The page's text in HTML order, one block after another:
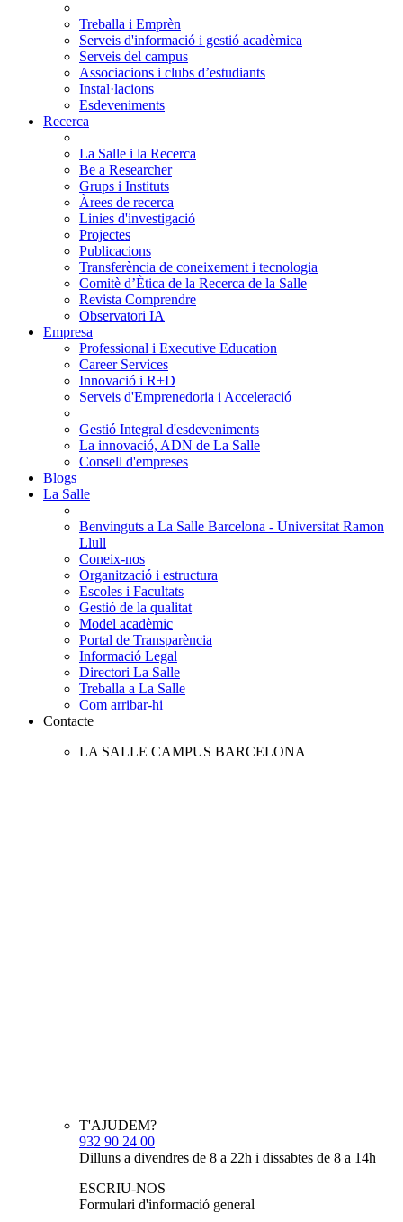
Treballa i Emprèn
Serveis d'informació i gestió acadèmica
Serveis del campus
Associacions i clubs d’estudiants
Instal·lacions
Esdeveniments
Recerca
La Salle i la Recerca
Be a Researcher
Grups i Instituts
Àrees de recerca
Linies d'investigació
Projectes
Publicacions
Transferència de coneixement i tecnologia
Comitè d’Ètica de la Recerca de la Salle
Revista Comprendre
Observatori IA
Empresa
Professional i Executive Education
Career Services
Innovació i R+D
Serveis d'Emprenedoria i Acceleració
Gestió Integral d'esdeveniments
La innovació, ADN de La Salle
Consell d'empreses
Blogs
La Salle
Benvinguts a La Salle Barcelona - Universitat Ramon
Llull
Coneix-nos
Organització i estructura
Escoles i Facultats
Gestió de la qualitat
Model acadèmic
Portal de Transparència
Informació Legal
Directori La Salle
Treballa a La Salle
Com arribar-hi
Contacte
LA SALLE CAMPUS BARCELONA
T'AJUDEM?
932 90 24 00
Dilluns a divendres de 8 a 22h i dissabtes de 8 a 14h
ESCRIU-NOS
Formulari d'informació general